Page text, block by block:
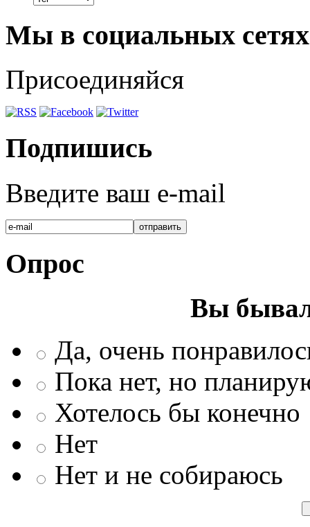
Мы в социальных сетях
Присоединяйся
Подпишись
Введите ваш e-mail
Опрос
Вы
Да, очень
Пока нет, но
Хотелось бы конечно
Нет
Нет и не собираюсь